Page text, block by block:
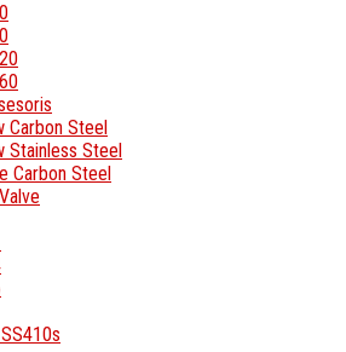
Carbon Steel
Stainless Steel
Carbon Steel